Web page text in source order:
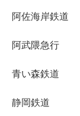
阿佐海岸鉄道
阿武隈急行
青い森鉄道
静岡鉄道